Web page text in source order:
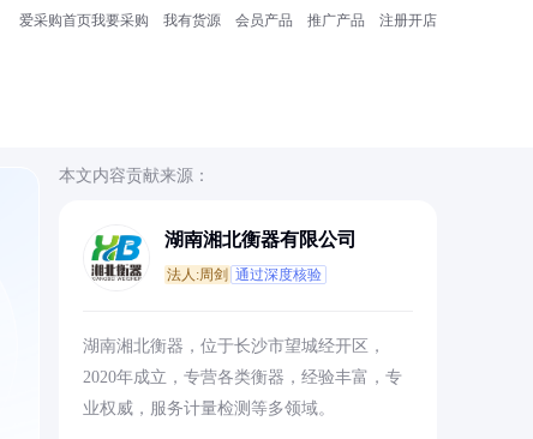
爱采购首页我要采购 我有货源 会员产品 推广产品 注册开店
本文内容贡献来源：
湖南湘北衡器有限公司
法人:周剑 通过深度核验
湖南湘北衡器，位于长沙市望城经开区，
2020年成立，专营各类衡器，经验丰富，专
业权威，服务计量检测等多领域。